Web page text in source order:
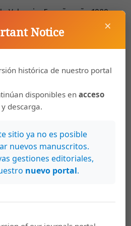
Valencia, España, año 1989.
Penal, Crimninología y
Universitaria, México, año
Investigación Criminal y
Segunda Edición, año 2003.
de Investigación Criminal.
José, Costa Rica, año 1997
del sitio del suceso, Policía
×
Notice
histórica de nuestro portal
disponibles enacceso
descarga.
sitio ya no es posible
nuevos manuscritos.
gestiones editoriales,
nuevo portal.